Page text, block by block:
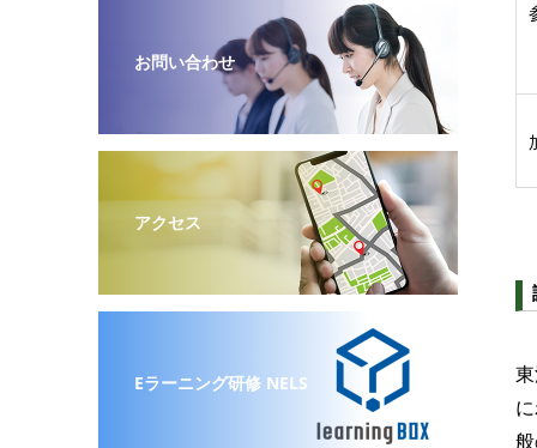
お問い合わせ
アクセス
Eラーニング研修 NELS